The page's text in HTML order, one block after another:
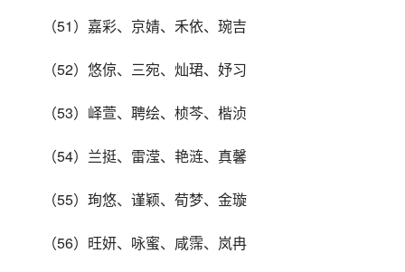
（51）嘉彩、京婧、禾依、琬吉
（52）悠倞、三宛、灿珺、妤习
（53）峄萱、聘绘、桢芩、楷浈
（54）兰挺、雷滢、艳涟、真馨
（55）珣悠、谨颖、荀梦、金璇
（56）旺妍、咏蜜、咸霈、岚冉